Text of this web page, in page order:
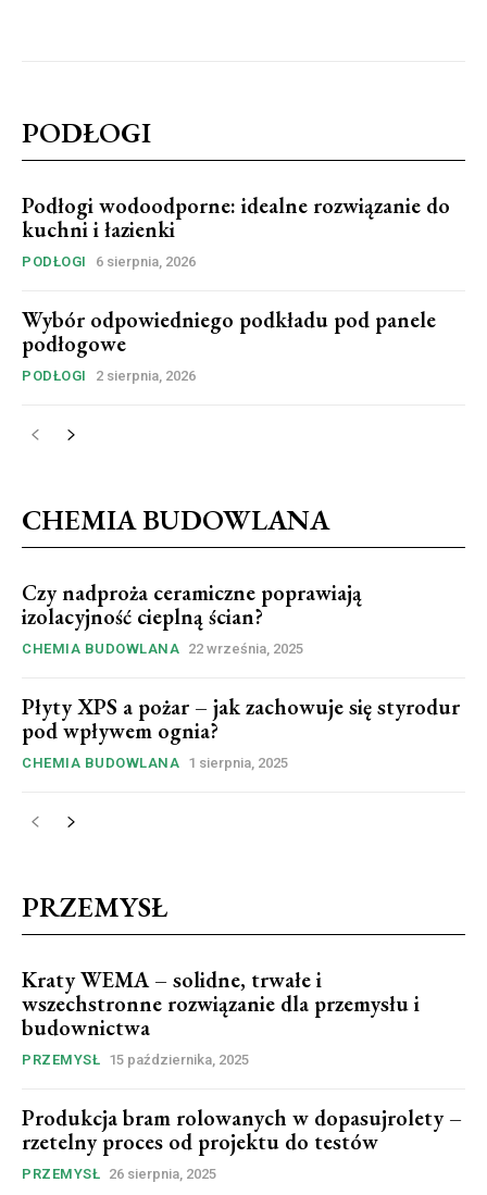
PODŁOGI
Podłogi wodoodporne: idealne rozwiązanie do
kuchni i łazienki
PODŁOGI 6 sierpnia, 2026
Wybór odpowiedniego podkładu pod panele
podłogowe
PODŁOGI 2 sierpnia, 2026
CHEMIA BUDOWLANA
Czy nadproża ceramiczne poprawiają
izolacyjność cieplną ścian?
CHEMIA BUDOWLANA 22 września, 2025
Płyty XPS a pożar – jak zachowuje się styrodur
pod wpływem ognia?
CHEMIA BUDOWLANA 1 sierpnia, 2025
PRZEMYSŁ
Kraty WEMA – solidne, trwałe i
wszechstronne rozwiązanie dla przemysłu i
budownictwa
PRZEMYSŁ 15 października, 2025
Produkcja bram rolowanych w dopasujrolety –
rzetelny proces od projektu do testów
PRZEMYSŁ 26 sierpnia, 2025